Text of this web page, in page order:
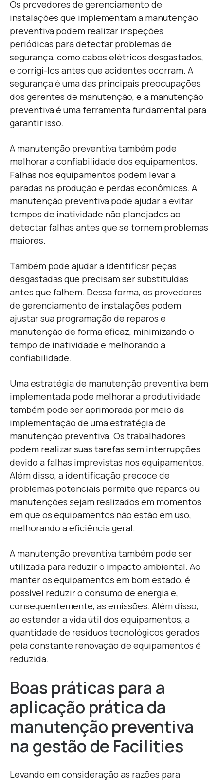
Os provedores de gerenciamento de
instalações que implementam a manutenção
preventiva podem realizar inspeções
periódicas para detectar problemas de
segurança, como cabos elétricos desgastados,
e corrigi-los antes que acidentes ocorram. A
segurança é uma das principais preocupações
dos gerentes de manutenção, e a manutenção
preventiva é uma ferramenta fundamental para
garantir isso.
A manutenção preventiva também pode
melhorar a confiabilidade dos equipamentos.
Falhas nos equipamentos podem levar a
paradas na produção e perdas econômicas. A
manutenção preventiva pode ajudar a evitar
tempos de inatividade não planejados ao
detectar falhas antes que se tornem problemas
maiores.
Também pode ajudar a identificar peças
desgastadas que precisam ser substituídas
antes que falhem. Dessa forma, os provedores
de gerenciamento de instalações podem
ajustar sua programação de reparos e
manutenção de forma eficaz, minimizando o
tempo de inatividade e melhorando a
confiabilidade.
Uma estratégia de manutenção preventiva bem
implementada pode melhorar a produtividade
também pode ser aprimorada por meio da
implementação de uma estratégia de
manutenção preventiva. Os trabalhadores
podem realizar suas tarefas sem interrupções
devido a falhas imprevistas nos equipamentos.
Além disso, a identificação precoce de
problemas potenciais permite que reparos ou
manutenções sejam realizados em momentos
em que os equipamentos não estão em uso,
melhorando a eficiência geral.
A manutenção preventiva também pode ser
utilizada para reduzir o impacto ambiental. Ao
manter os equipamentos em bom estado, é
possível reduzir o consumo de energia e,
consequentemente, as emissões. Além disso,
ao estender a vida útil dos equipamentos, a
quantidade de resíduos tecnológicos gerados
pela constante renovação de equipamentos é
reduzida.
Boas práticas para a
aplicação prática da
manutenção preventiva
na gestão de Facilities
Levando em consideração as razões para